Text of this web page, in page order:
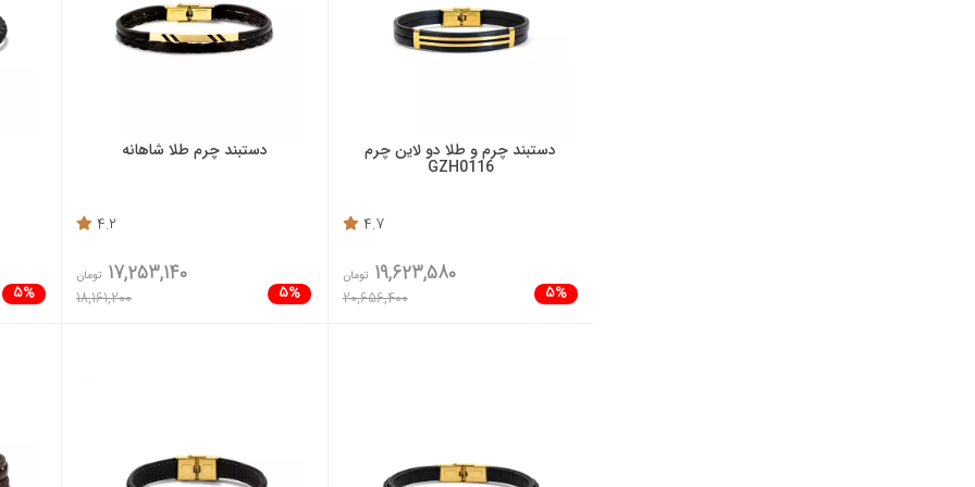
دستبند چرم و طلا دو لاین چرم
GZH0116
4.7
5%
19,623,580 تومان
20,656,400
دستبند چرم طلا شاهانه
4.2
5%
17,253,140 تومان
18,161,200
5%